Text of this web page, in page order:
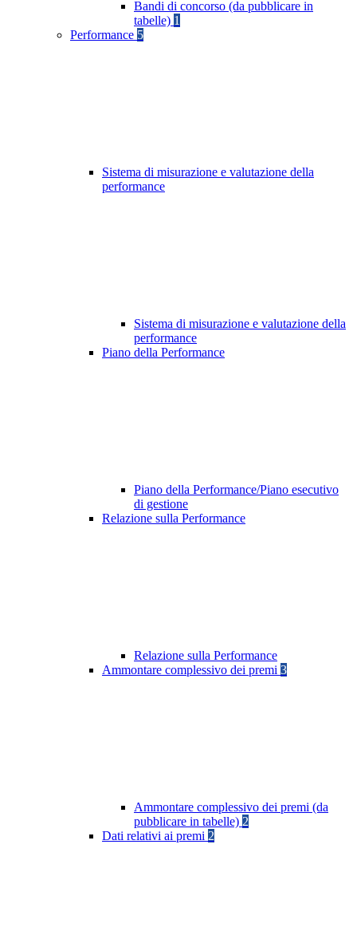
Bandi di concorso (da pubblicare in
tabelle) 1
Performance 5
Sistema di misurazione e valutazione della
performance
Sistema di misurazione e valutazione della
performance
Piano della Performance
Piano della Performance/Piano esecutivo
di gestione
Relazione sulla Performance
Relazione sulla Performance
Ammontare complessivo dei premi 3
Ammontare complessivo dei premi (da
pubblicare in tabelle) 2
Dati relativi ai premi 2